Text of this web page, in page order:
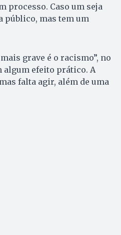
processo. Caso um seja
público, mas tem um
grave é o racismo”, no
algum efeito prático. A
falta agir, além de uma